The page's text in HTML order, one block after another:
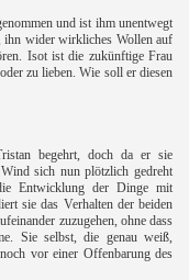
und ist ihm unentwegt
ihn wider wirkliches Wollen auf
Isot ist die zukünftige Frau
zu lieben. Wie soll er diesen
begehrt, doch da er sie
sich nun plötzlich gedreht
Entwicklung der Dinge mit
sie das Verhalten der beiden
zuzugehen, ohne dass
Sie selbst, die genau weiß,
vor einer Offenbarung des